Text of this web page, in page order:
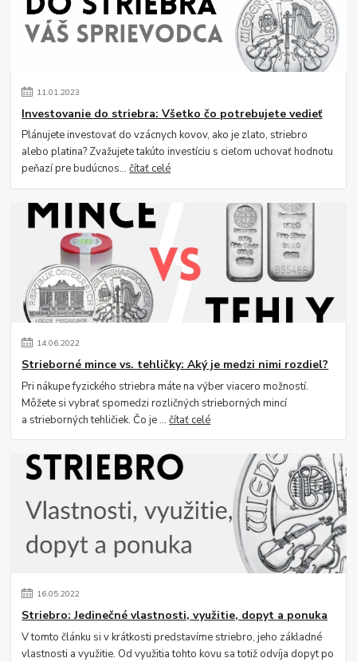
11.01.2023
Investovanie do striebra: Všetko čo potrebujete vedieť
Plánujete investovať do vzácnych kovov, ako je zlato, striebro
alebo platina? Zvažujete takúto investíciu s cieľom uchovať hodnotu
peňazí pre budúcnos...čítať celé
14.06.2022
Strieborné mince vs. tehličky: Aký je medzi nimi rozdiel?
Pri nákupe fyzického striebra máte na výber viacero možností.
Môžete si vybrať spomedzi rozličných strieborných mincí
a strieborných tehličiek. Čo je ...čítať celé
16.05.2022
Striebro: Jedinečné vlastnosti, využitie, dopyt a ponuka
V tomto článku si v krátkosti predstavíme striebro, jeho základné
vlastnosti a využitie. Od využitia tohto kovu sa totiž odvíja dopyt po